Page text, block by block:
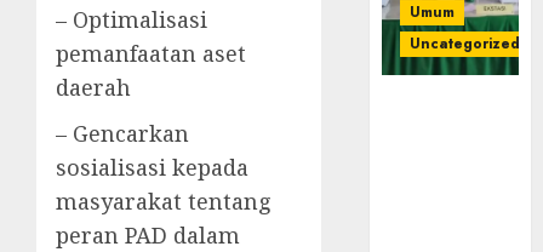
– Optimalisasi
pemanfaatan aset
daerah
– Gencarkan
sosialisasi kepada
masyarakat tentang
peran PAD dalam
Umum
Uncategorized